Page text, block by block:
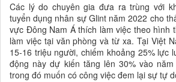
Các lý do chuyên gia đưa ra trùng với
tuyển dụng nhân sự Glint năm 2022 cho
vực Đông Nam Á thích làm việc theo hình
làm việc tại văn phòng và từ xa. Tại Việt
15-16 triệu người, chiếm khoảng 25% lực
động này dự kiến tăng lên 30% vào
trong đó muốn có công việc đem lại sự tự